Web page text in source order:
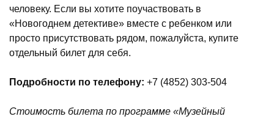
человеку. Если вы хотите поучаствовать в
«Новогоднем детективе» вместе с ребенком или
просто присутствовать рядом, пожалуйста, купите
отдельный билет для себя.
Подробности по телефону: +7 (4852) 303-504
Стоимость билета по программе «Музейный